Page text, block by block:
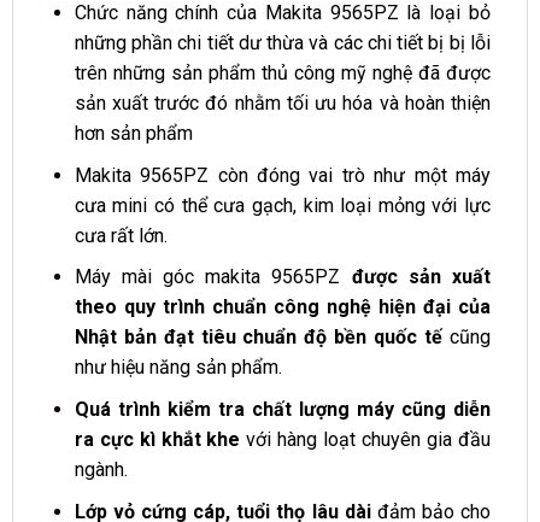
Chức năng chính của Makita 9565PZ là loại bỏ
những phần chi tiết dư thừa và các chi tiết bị bị lỗi
trên những sản phẩm thủ công mỹ nghệ đã được
sản xuất trước đó nhằm tối ưu hóa và hoàn thiện
hơn sản phẩm
Makita 9565PZ còn đóng vai trò như một máy
cưa mini có thể cưa gạch, kim loại mỏng với lực
cưa rất lớn.
Máy mài góc makita 9565PZ được sản xuất
theo quy trình chuẩn công nghệ hiện đại của
Nhật bản đạt tiêu chuẩn độ bền quốc tế cũng
như hiệu năng sản phẩm.
Quá trình kiểm tra chất lượng máy cũng diễn
ra cực kì khắt khe với hàng loạt chuyên gia đầu
ngành.
Lớp vỏ cứng cáp, tuổi thọ lâu dàiđảm bảo cho